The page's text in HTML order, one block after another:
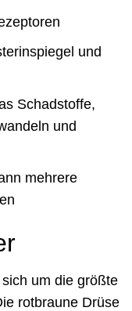
und
Schadstoffe,
und
mehrere
um die größte
rotbraune Drüse